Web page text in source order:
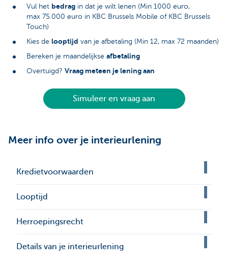
Vul het bedrag in dat je wilt lenen (Min 1000 euro,
max 75.000 euro in KBC Brussels Mobile of KBC Brussels
Touch)
Kies de looptijd van je afbetaling (Min 12, max 72 maanden)
Bereken je maandelijkse afbetaling
Overtuigd? Vraag meteen je lening aan
Simuleer en vraag aan
Meer info over je interieurlening
Kredietvoorwaarden
Looptijd
Herroepingsrecht
Details van je interieurlening